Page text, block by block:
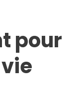
pour